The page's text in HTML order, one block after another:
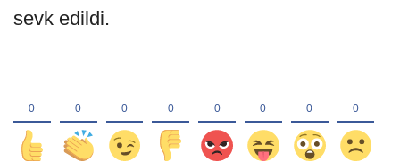
sevk edildi.